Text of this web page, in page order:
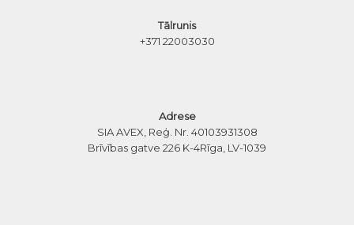
Tālrunis
+371 22003030
Adrese
SIA AVEX, Reģ. Nr. 40103931308
Brīvības gatve 226 K-4Rīga, LV-1039